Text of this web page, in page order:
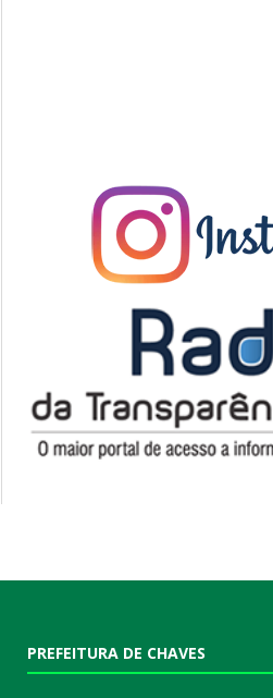
PREFEITURA DE CHAVES